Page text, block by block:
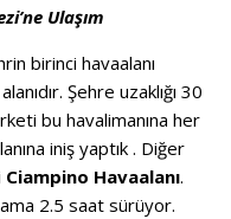
Ulaşım
birinci havaalanı
Şehre uzaklığı 30
bu havalimanına her
iniş yaptık . Diğer
Ciampino Havaalanı.
2.5 saat sürüyor.